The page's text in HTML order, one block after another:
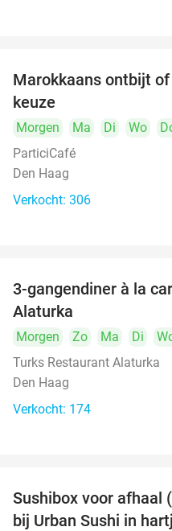
Marokkaans ontbijt
keuze
Morgen Ma Di Wo
ParticiCafé
Den Haag
Verkocht: 306
3-gangendiner à la
Alaturka
Morgen Zo Ma Di
Turks Restaurant Alaturka
Den Haag
Verkocht: 174
Sushibox voor afhaal
bij Urban Sushi in